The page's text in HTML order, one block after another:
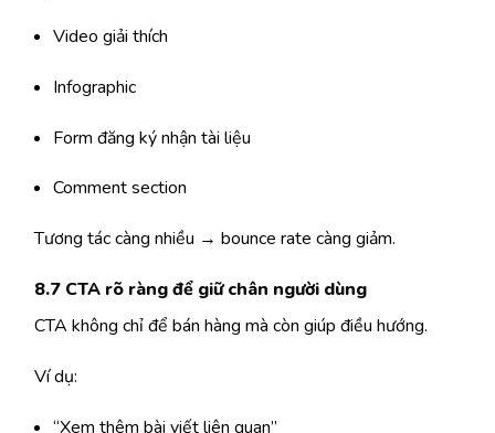
Video giải thích
Infographic
Form đăng ký nhận tài liệu
Comment section
Tương tác càng nhiều → bounce rate càng giảm.
8.7 CTA rõ ràng để giữ chân người dùng
CTA không chỉ để bán hàng mà còn giúp điều hướng.
Ví dụ:
“Xem thêm bài viết liên quan”